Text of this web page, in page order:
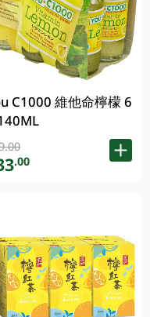
C1000 維他命檸檬 6
.00